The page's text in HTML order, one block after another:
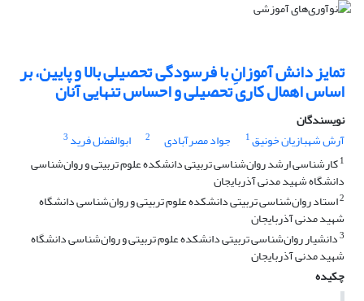
تمایز دانش آموزانِ با فرسودگی تحصیلی بالا و پایین، بر
اساس اهمال کاری تحصیلی و احساس تنهایی آنان
نویسندگان
آرش شهبازیان خونیق1 جواد مصرآبادی 2 ابوالفضل فرید 3
1کارشناسی ارشد روان‌شناسی تربیتی دانشکده علوم تربیتی و روان‌شناسی
دانشگاه شهید مدنی آذربایجان
2استاد روان‌شناسی تربیتی دانشکده علوم تربیتی و روان‌شناسی دانشگاه
شهید مدنی آذربایجان
3دانشیار روان‌شناسی تربیتی دانشکده علوم تربیتی و روان‌شناسی دانشگاه
شهید مدنی آذربایجان
چکیده